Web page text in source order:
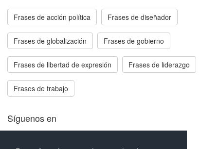
Frases de acción política Frases de diseñador
Frases de globalización Frases de gobierno
Frases de libertad de expresión Frases de liderazgo
Frases de trabajo
Síguenos en